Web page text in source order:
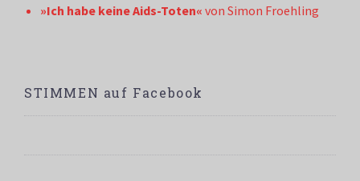
»Ich habe keine Aids-Toten« von Simon Froehling
STIMMEN auf Facebook